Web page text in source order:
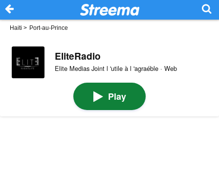
Haiti > Port-au-Prince
EliteRadio
Elite Medias Joint l 'utile à l 'agraéble · Web
Play